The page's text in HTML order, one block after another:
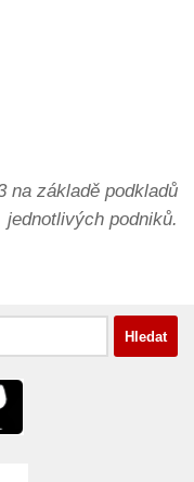
na základě podkladů
jednotlivých podniků.